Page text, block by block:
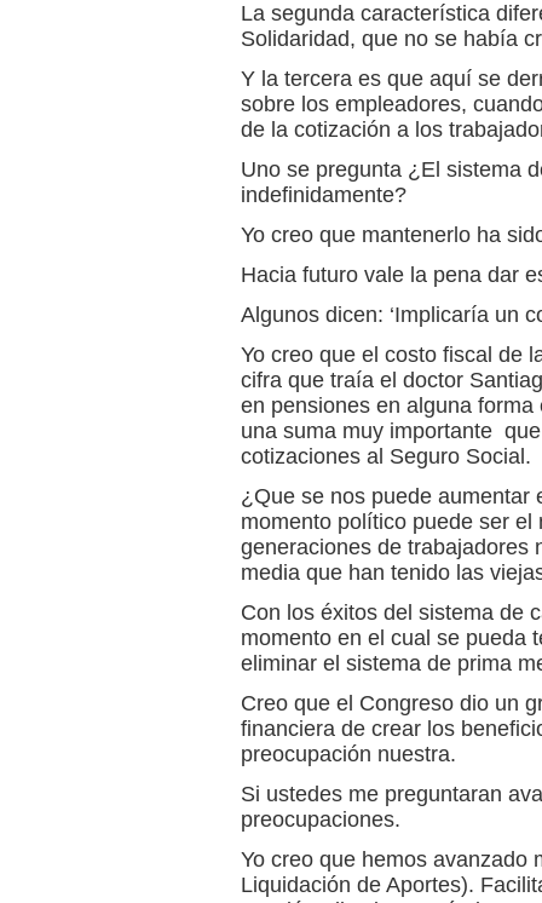
La segunda característica
Solidaridad, que no se había
Y la tercera es que aquí se
sobre los empleadores,
de la cotización a los
Uno se pregunta ¿El sistema
indefinidamente?
Yo creo que mantenerlo ha
Hacia futuro vale la pena dar
Algunos dicen: ‘Implicaría un
Yo creo que el costo fiscal de
cifra que traía el doctor
en pensiones en alguna
una suma muy importante
cotizaciones al Seguro Social.
¿Que se nos puede aumentar
momento político puede ser
generaciones de trabajadores
media que han tenido las
Con los éxitos del sistema de
momento en el cual se pueda
eliminar el sistema de prima
Creo que el Congreso dio un
financiera de crear los
preocupación nuestra.
Si ustedes me preguntaran
preocupaciones.
Yo creo que hemos avanzado
Liquidación de Aportes).